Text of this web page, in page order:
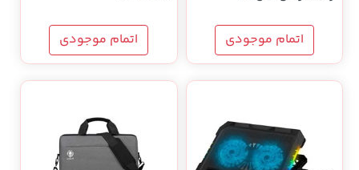
اتمام موجودی اتمام موجودی